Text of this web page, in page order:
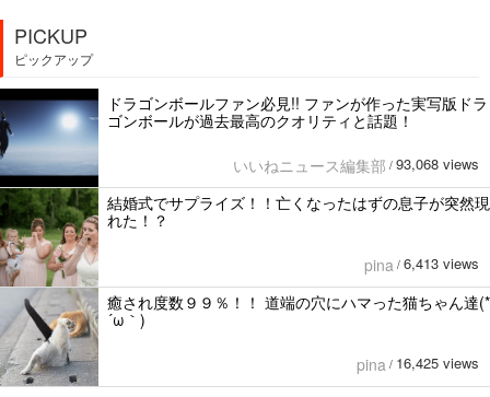
PICKUP
ピックアップ
ドラゴンボールファン必見!! ファンが作った実写版ドラ
ゴンボールが過去最高のクオリティと話題！
いいねニュース編集部 / 93,068 views
結婚式でサプライズ！！亡くなったはずの息子が突然現
れた！？
pina / 6,413 views
癒され度数９９％！！ 道端の穴にハマった猫ちゃん達(*
´ω｀)
pina / 16,425 views